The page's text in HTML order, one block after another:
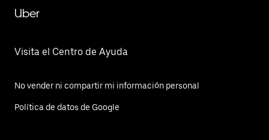
Uber
Visita el Centro de Ayuda
No vender ni compartir mi información personal
Política de datos de Google